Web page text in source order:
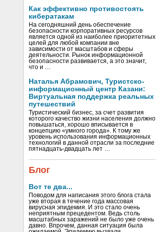
Как эффективно противостоять
кибератакам
На сегодняшний день обеспечение
безопасности корпоративных ресурсов
является одной из наиболее приоритетных
целей для любой компании вне
зависимости от масштабов и сферы
деятельности. Рынок информационной
безопасности развивается, а это значит,
что и …
Наталья Абрамович, Туристско-
информационный центр Казани:
Виртуальная поддержка реальных
путешествий
Туристический бизнес, за счет развития
которого качество жизни населения должно
повышаться, хорошо вписывается в
концепцию «умного города». К тому же
уровень использования информационных
технологий в данной отрасли за последние
пятнадцать-двадцать лет …
Блог
Вот те два...
Поводом для написания этого блога стала
уже вторая в течение года массовая
вирусная эпидемия. И это стало очень
неприятным прецедентом. Ведь столь
масштабных заражений не было уже очень
давно. Впрочем, данная ситуация была